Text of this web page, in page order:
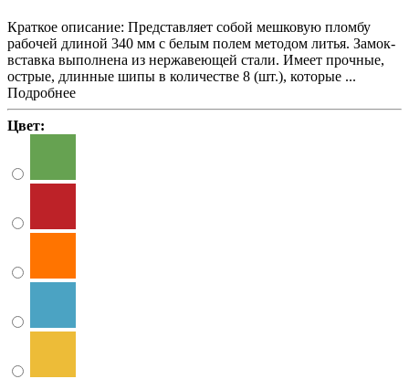
Краткое описание: Представляет собой мешковую пломбу
рабочей длиной 340 мм с белым полем методом литья. Замок-
вставка выполнена из нержавеющей стали. Имеет прочные,
острые, длинные шипы в количестве 8 (шт.), которые ...
Подробнее
Цвет: